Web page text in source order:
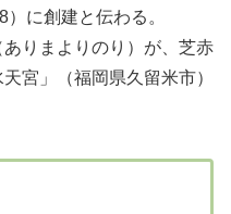
に創建と伝わる。
りまよりのり）が、芝赤
宮」（福岡県久留米市）